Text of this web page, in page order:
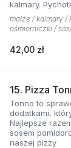
kalmary.
małże / kalmary
ośmiorniczki /
42,00 zł
15. Pizza
Tonno to
dodatkami,
Najlepsze
sosem
naszej pizzy